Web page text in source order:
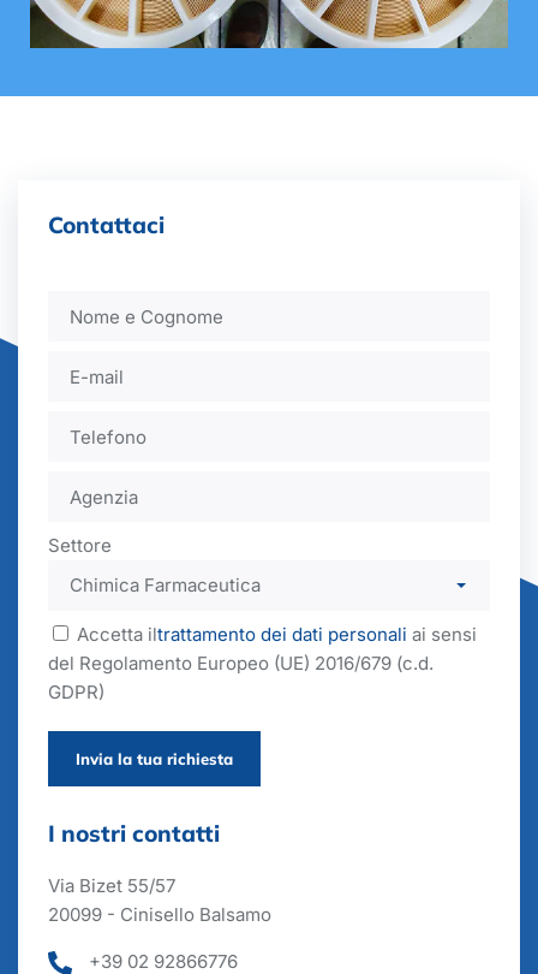
Contattaci
Settore
Accetta iltrattamento dei dati personali ai sensi
del Regolamento Europeo (UE) 2016/679 (c.d.
GDPR)
Invia la tua richiesta
I nostri contatti
Via Bizet 55/57
20099 - Cinisello Balsamo
+39 02 92866776